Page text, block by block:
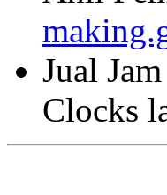
Jual
Clocks